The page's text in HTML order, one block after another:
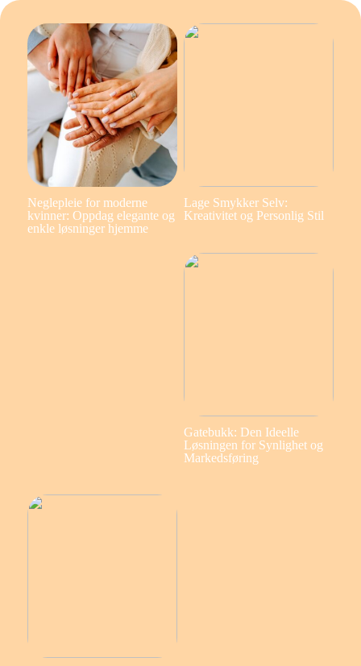
Neglepleie for moderne
kvinner: Oppdag elegante og
enkle løsninger hjemme
Lage Smykker Selv:
Kreativitet og Personlig Stil
Gatebukk: Den Ideelle
Løsningen for Synlighet og
Markedsføring